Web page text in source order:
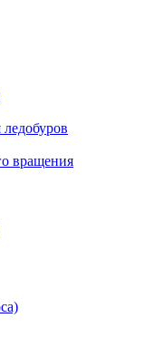
вращения